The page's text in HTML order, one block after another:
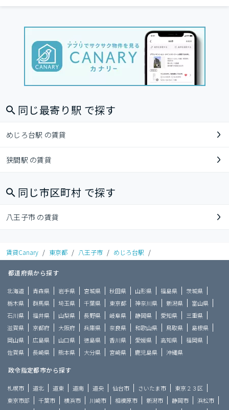
同じ最寄り駅 で探す
めじろ台駅 の賃貸
狭間駅 の賃貸
同じ市区町村 で探す
八王子市 の賃貸
賃貸Canary / 東京都 / 八王子市 / めじろ台駅 /
都道府県から探す
北海道 青森県 岩手県 宮城県 秋田県 山形県 福島県
茨城県
栃木県
群馬県 埼玉県 千葉県 東京都 神奈川県 新潟県
富山県
石川県
福井県 山梨県 長野県 岐阜県 静岡県 愛知県
三重県
滋賀県
京都府 大阪府 兵庫県 奈良県 和歌山県 鳥取県
島根県
岡山県
広島県 山口県 徳島県 香川県 愛媛県 高知県
福岡県
佐賀県
長崎県 熊本県 大分県 宮崎県 鹿児島県 沖縄県
政令指定都市から探す
札幌市 道北 道東 道南 道央 仙台市 さいたま市
東京２３区
東京市部
千葉市 横浜市 川崎市 相模原市 新潟市 静岡市
浜松市